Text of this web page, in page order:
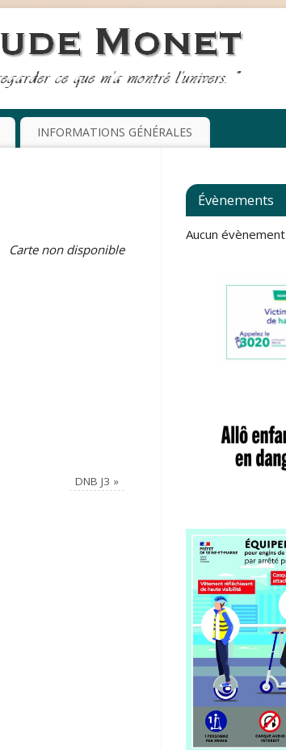
INFORMATIONS GÉNÉRALES
Carte non disponible
DNB J3 »
Évènements
Aucun évènement